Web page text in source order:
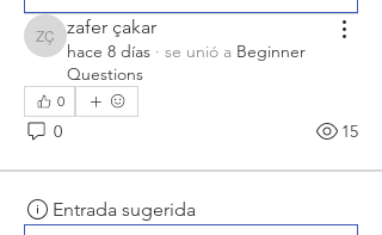
zafer çakar
zafer çakar
hace 8 días · se unió a Beginner
Questions
0
0 15
Entrada sugerida